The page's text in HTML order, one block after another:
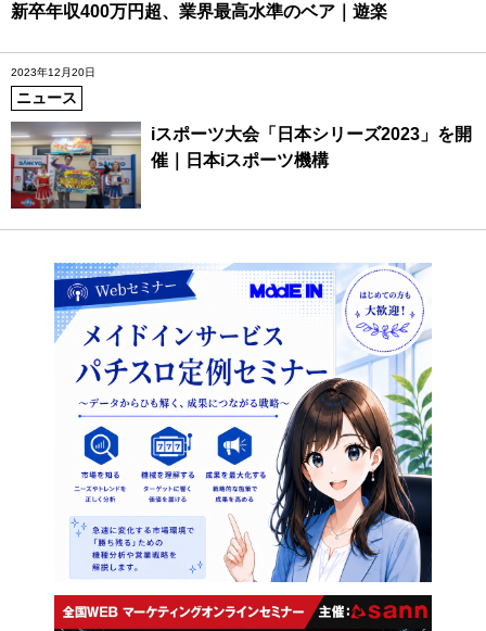
新卒年収400万円超、業界最高水準のベア｜遊楽
2023年12月20日
ニュース
iスポーツ大会「日本シリーズ2023」を開
催｜日本iスポーツ機構